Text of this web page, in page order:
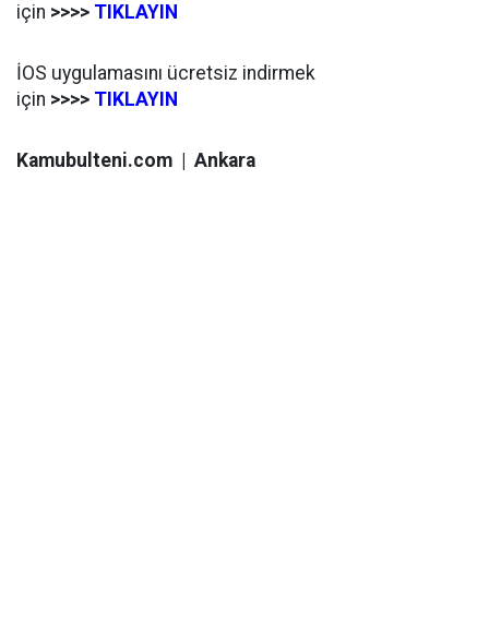
için >>>> TIKLAYIN
İOS uygulamasını ücretsiz indirmek
için >>>> TIKLAYIN
Kamubulteni.com | Ankara